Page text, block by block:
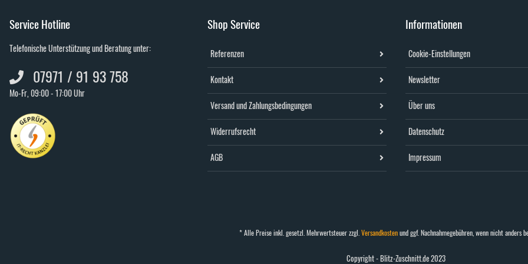
Service Hotline
Telefonische Unterstützung und Beratung unter:
07971 / 91 93 758
Mo-Fr, 09:00 - 17:00 Uhr
Shop Service
Referenzen
Kontakt
Versand und Zahlungsbedingungen
Widerrufsrecht
AGB
Informationen
Cookie-Einstellungen
Newsletter
Über uns
Datenschutz
Impressum
* Alle Preise inkl. gesetzl. Mehrwertsteuer zzgl. Versandkostenund ggf. Nachnahmegebühren, wenn nicht anders
Copyright - Blitz-Zuschnitt.de 2023